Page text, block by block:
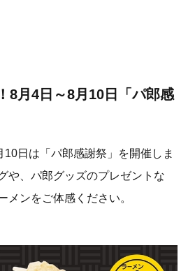
8月4日～8月10日「パ郎感
日は「パ郎感謝祭」を開催しま
や、パ郎グッズのプレゼントな
メンをご体感ください。